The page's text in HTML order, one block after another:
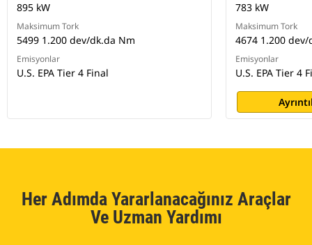
895 kW
Maksimum Tork
5499 1.200 dev/dk.da Nm
Emisyonlar
U.S. EPA Tier 4 Final
783 kW
Maksimum Tork
4674 1.200
Emisyonlar
U.S. EPA Tier 4
Her Adımda Yararlanacağınız Araçlar
Ve Uzman Yardımı